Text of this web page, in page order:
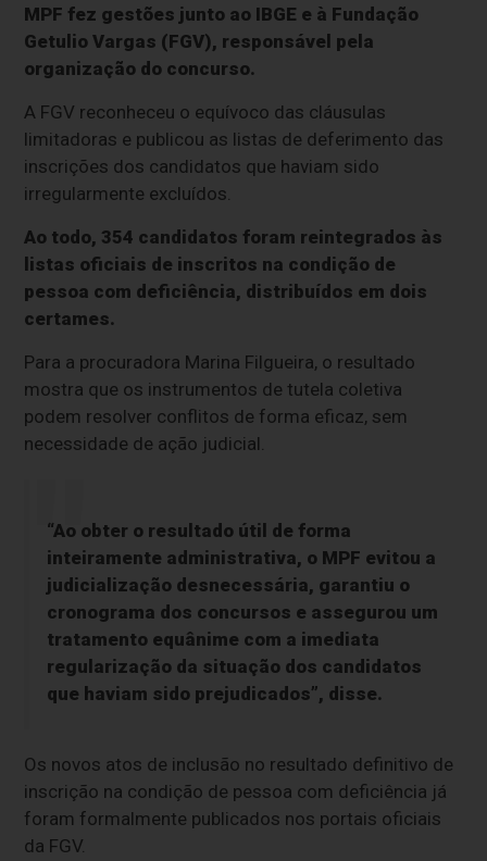
MPF fez gestões junto ao IBGE e à Fundação
Getulio Vargas (FGV), responsável pela
organização do concurso.
A FGV reconheceu o equívoco das cláusulas
limitadoras e publicou as listas de deferimento das
inscrições dos candidatos que haviam sido
irregularmente excluídos.
Ao todo, 354 candidatos foram reintegrados às
listas oficiais de inscritos na condição de
pessoa com deficiência, distribuídos em dois
certames.
Para a procuradora Marina Filgueira, o resultado
mostra que os instrumentos de tutela coletiva
podem resolver conflitos de forma eficaz, sem
necessidade de ação judicial.
“Ao obter o resultado útil de forma
inteiramente administrativa, o MPF evitou a
judicialização desnecessária, garantiu o
cronograma dos concursos e assegurou um
tratamento equânime com a imediata
regularização da situação dos candidatos
que haviam sido prejudicados”, disse.
Os novos atos de inclusão no resultado definitivo de
inscrição na condição de pessoa com deficiência já
foram formalmente publicados nos portais oficiais
da FGV.